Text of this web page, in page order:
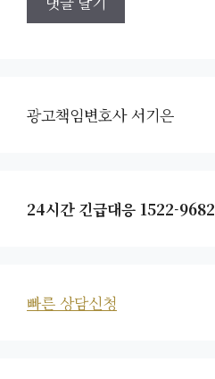
광고책임변호사 서기은
24시간 긴급대응 1522-9682
빠른 상담신청